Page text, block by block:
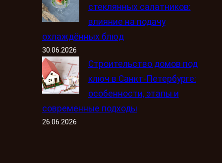
стеклянных салатников:
влияние на подачу
охлаждённых блюд
30.06.2026
Строительство домов под
ключ в Санкт-Петербурге:
особенности, этапы и
современные подходы
26.06.2026